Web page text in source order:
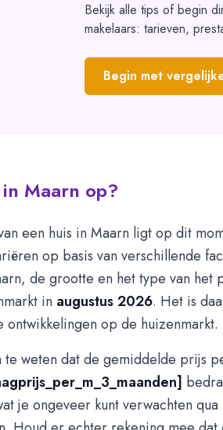
Bekijk alle tips of begin
makelaars: tarieven,
Begin met
Maarn op?
een huis in Maarn ligt op dit
op basis van verschillende
de grootte en het type van het
in augustus 2026. Het is
op de huizenmarkt.
te weten dat de gemiddelde prijs
je ongeveer kunt verwachten